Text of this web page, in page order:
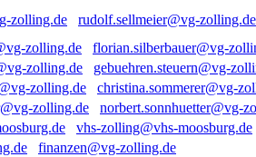
rudolf.sellmeier@vg-zolling.de
florian.silberbauer@vg-
gebuehren.steuern@vg-
christina.sommerer@vg-
norbert.sonnhuetter@vg-
vhs-zolling@vhs-moosburg.de
finanzen@vg-zolling.de